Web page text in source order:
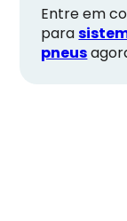
Entre em
para
pneus